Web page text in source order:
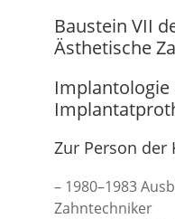
Baustein VII
Ästhetische
Implantologie
Zur Person der
– 1980–1983
Zahntechniker